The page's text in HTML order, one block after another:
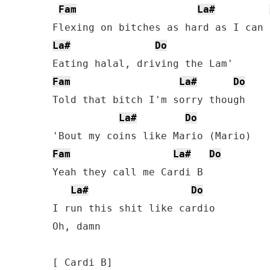
Fam La#
La#
Do
Fam
La#
Do
Told that bitch I'm sorry though
La#
Do
Fam
La#
Do
Yeah they call me Cardi B
La#
Do
I run this shit like cardio
Oh, damn